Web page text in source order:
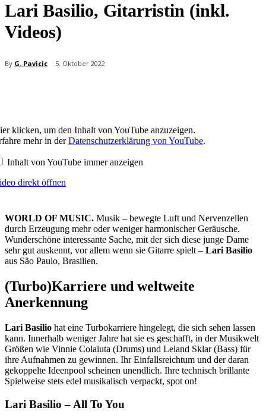
Lari Basilio, Gitarristin (inkl.
Videos)
By G. Pavicic 5. Oktober 2022
klicken, um den Inhalt von YouTube anzuzeigen.
mehr in derDatenschutzerklärung von YouTube.
Inhalt von YouTube immer anzeigen
direkt öffnen
WORLD OF MUSIC. Musik – bewegte Luft und Nervenzellen
durch Erzeugung mehr oder weniger harmonischer Geräusche.
Wunderschöne interessante Sache, mit der sich diese junge Dame
sehr gut auskennt, vor allem wenn sie Gitarre spielt – Lari Basilio
aus São Paulo, Brasilien.
(Turbo)Karriere und weltweite
Anerkennung
Lari Basilio hat eine Turbokarriere hingelegt, die sich sehen lassen
kann. Innerhalb weniger Jahre hat sie es geschafft, in der Musikwelt
Größen wie Vinnie Colaiuta (Drums) und Leland Sklar (Bass) für
ihre Aufnahmen zu gewinnen. Ihr Einfallsreichtum und der daran
gekoppelte Ideenpool scheinen unendlich. Ihre technisch brillante
Spielweise stets edel musikalisch verpackt, spot on!
Lari Basilio – All To You